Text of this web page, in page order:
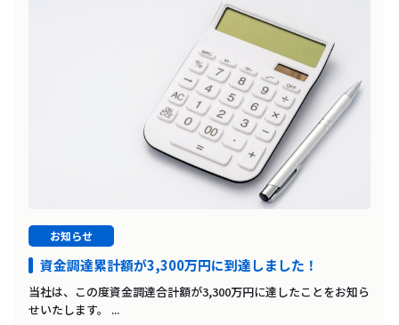
お知らせ
資金調達累計額が3,300万円に到達しました！
当社は、この度資金調達合計額が3,300万円に達したことをお知ら
せいたします。 ...